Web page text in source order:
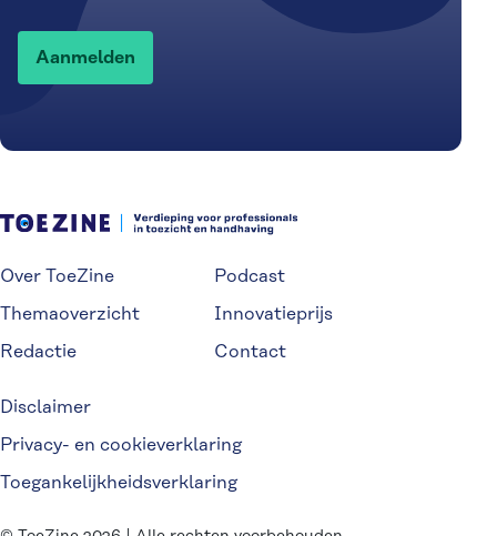
Over ToeZine
Themaoverzicht
Redactie
Podcast
Innovatieprijs
Contact
Disclaimer
Privacy- en cookieverklaring
Toegankelijkheidsverklaring